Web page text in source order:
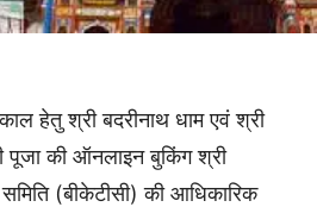
हेतु श्री बदरीनाथ धाम एवं श्री
पूजा की ऑनलाइन बुकिंग श्री
(बीकेटीसी) की आधिकारिक